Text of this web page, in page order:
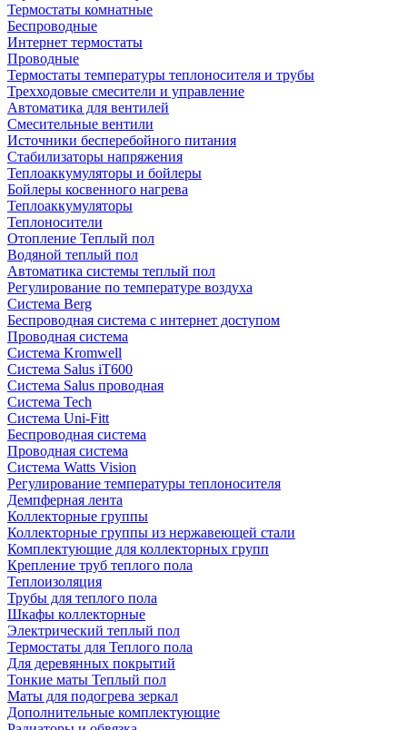
Термостаты комнатные
Беспроводные
Интернет термостаты
Проводные
Термостаты температуры теплоносителя и трубы
Трехходовые смесители и управление
Автоматика для вентилей
Смесительные вентили
Источники бесперебойного питания
Стабилизаторы напряжения
Теплоаккумуляторы и бойлеры
Бойлеры косвенного нагрева
Теплоаккумуляторы
Теплоносители
Отопление Теплый пол
Водяной теплый пол
Автоматика системы теплый пол
Регулирование по температуре воздуха
Система Berg
Беспроводная система с интернет доступом
Проводная система
Система Kromwell
Система Salus iT600
Система Salus проводная
Система Tech
Система Uni-Fitt
Беспроводная система
Проводная система
Система Watts Vision
Регулирование температуры теплоносителя
Демпферная лента
Коллекторные группы
Коллекторные группы из нержавеющей стали
Комплектующие для коллекторных групп
Крепление труб теплого пола
Теплоизоляция
Трубы для теплого пола
Шкафы коллекторные
Электрический теплый пол
Термостаты для Теплого пола
Для деревянных покрытий
Тонкие маты Теплый пол
Маты для подогрева зеркал
Дополнительные комплектующие